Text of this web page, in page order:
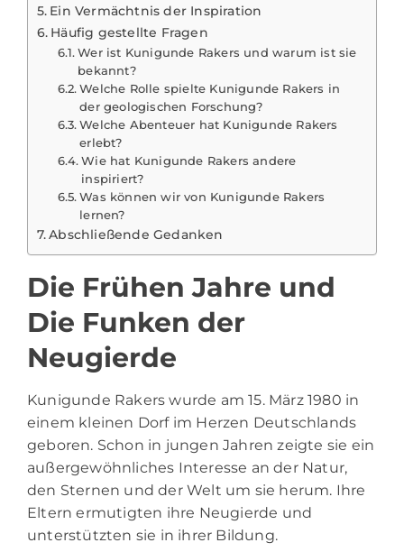
Ein Vermächtnis der Inspiration
Häufig gestellte Fragen
Wer ist Kunigunde Rakers und warum ist sie
bekannt?
Welche Rolle spielte Kunigunde Rakers in
der geologischen Forschung?
Welche Abenteuer hat Kunigunde Rakers
erlebt?
Wie hat Kunigunde Rakers andere
inspiriert?
Was können wir von Kunigunde Rakers
lernen?
Abschließende Gedanken
Die Frühen Jahre und
Die Funken der
Neugierde
Kunigunde Rakers wurde am 15. März 1980 in
einem kleinen Dorf im Herzen Deutschlands
geboren. Schon in jungen Jahren zeigte sie ein
außergewöhnliches Interesse an der Natur,
den Sternen und der Welt um sie herum. Ihre
Eltern ermutigten ihre Neugierde und
unterstützten sie in ihrer Bildung.